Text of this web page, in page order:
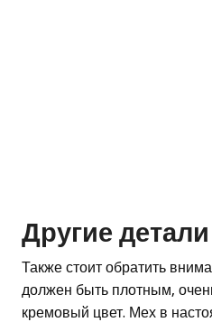
Другие детали
Также стоит обратить
должен быть плотным,
кремовый цвет. Мех в